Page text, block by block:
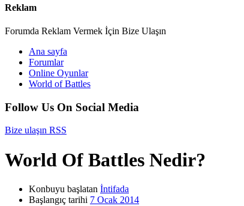
Reklam
Forumda Reklam Vermek İçin Bize Ulaşın
Ana sayfa
Forumlar
Online Oyunlar
World of Battles
Follow Us On Social Media
Bize ulaşın RSS
World Of Battles Nedir?
Konbuyu başlatan İntifada
Başlangıç tarihi 7 Ocak 2014